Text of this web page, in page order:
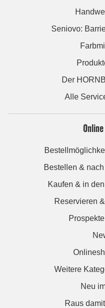
Seniovo:
Der
Alle
Bestellen &
Kaufen & in
Reservieren
Weitere
Neu
Raus